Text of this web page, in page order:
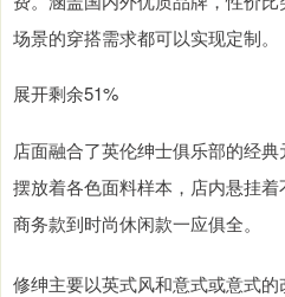
场景的穿搭需求都可以实现定制。
展开剩余51%
店面融合了英伦绅士俱乐部的经
摆放着各色面料样本，店内悬挂
商务款到时尚休闲款一应俱全。
修绅主要以英式风和意式或意式